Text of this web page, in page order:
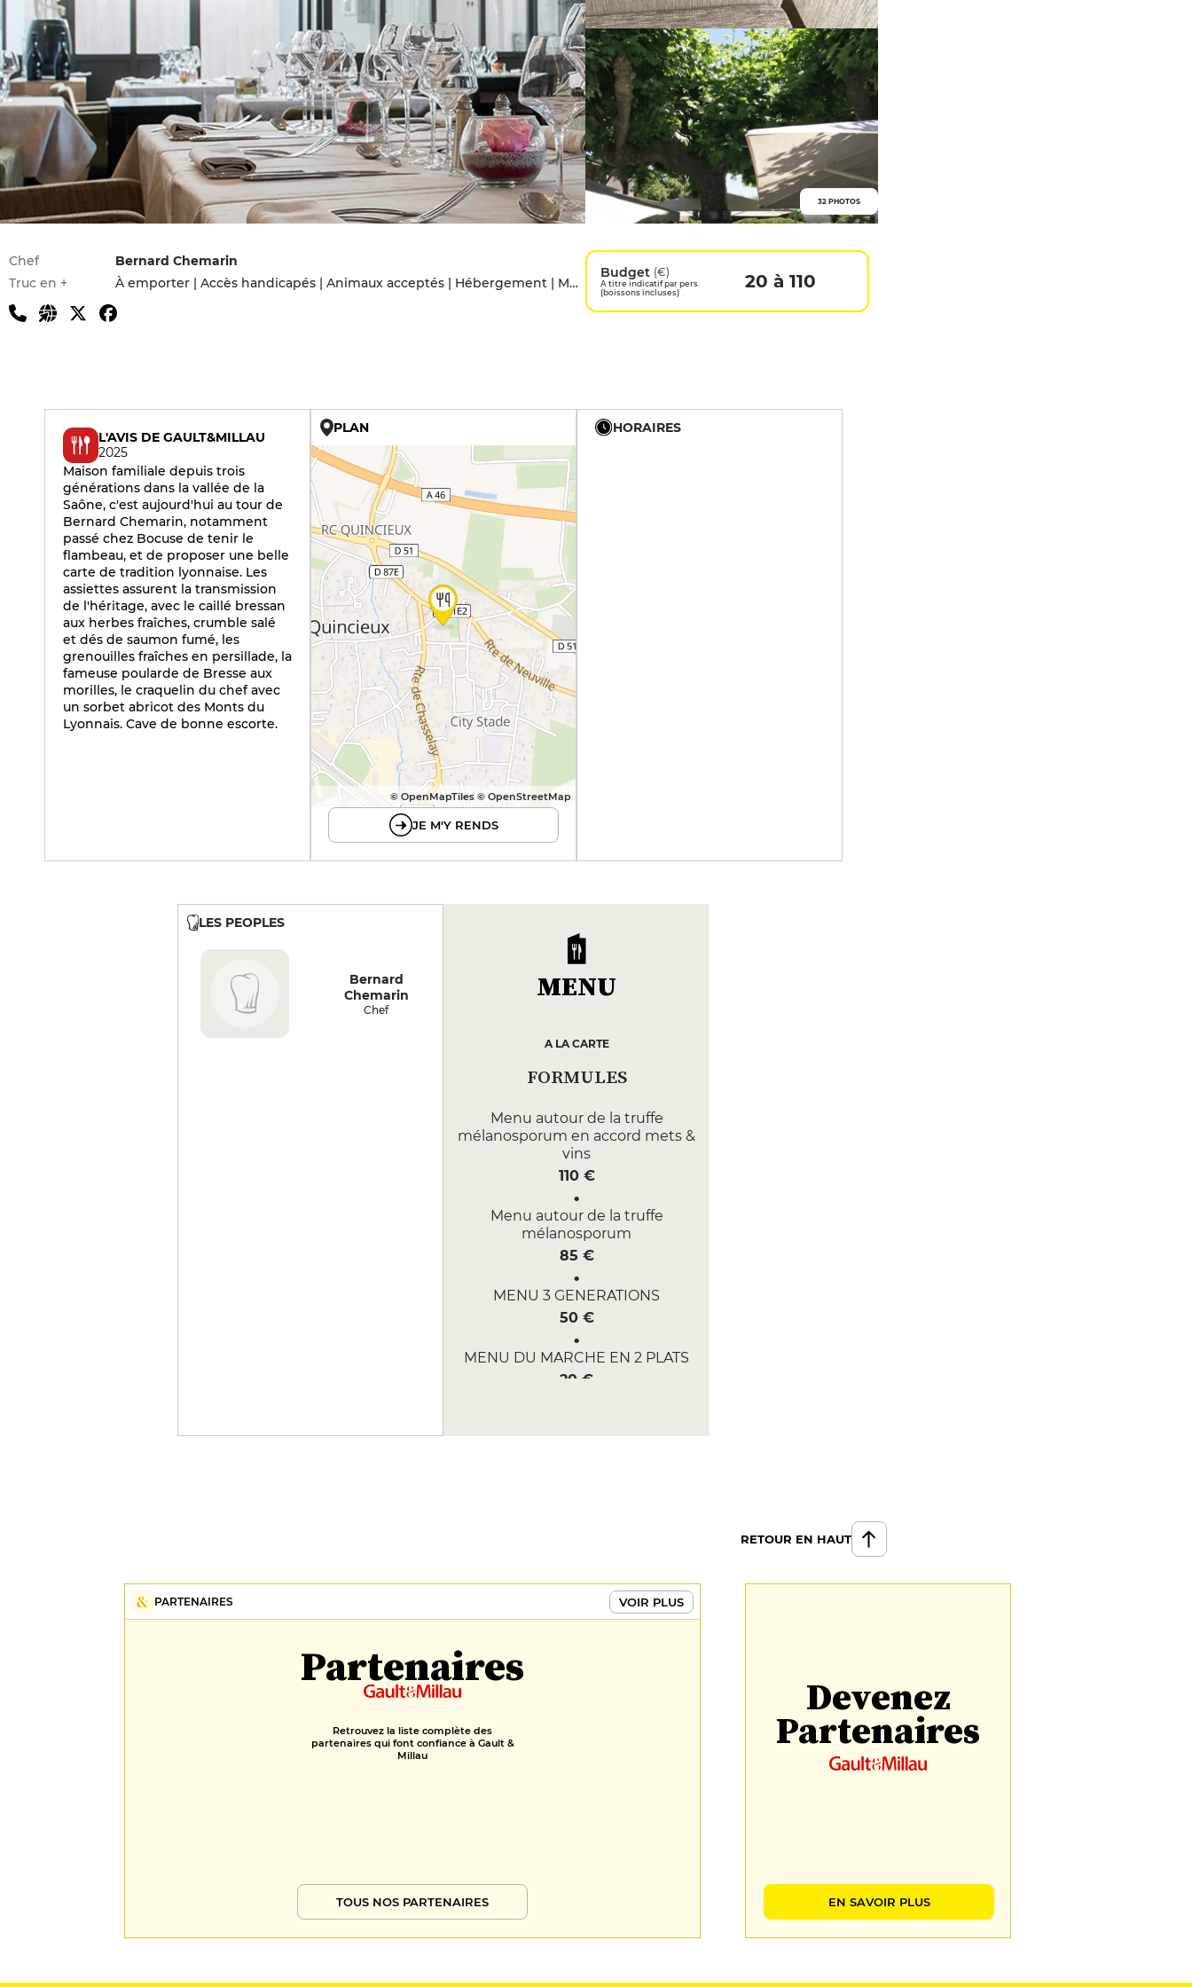
32 PHOTOS
Infos pratiques
Chef
Bernard Chemarin
Truc en +
À emporter | Accès handicapés | Animaux acceptés | Hébergement | Menu enfants | Parking privé
Budget (€)
A titre indicatif par pers.
(boissons incluses)
20 à 110
L'AVIS DE GAULT&MILLAU
2025
Maison familiale depuis trois
générations dans la vallée de la
Saône, c'est aujourd'hui au tour de
Bernard Chemarin, notamment
passé chez Bocuse de tenir le
flambeau, et de proposer une belle
carte de tradition lyonnaise. Les
assiettes assurent la transmission
de l'héritage, avec le caillé bressan
aux herbes fraîches, crumble salé
et dés de saumon fumé, les
grenouilles fraîches en persillade, la
fameuse poularde de Bresse aux
morilles, le craquelin du chef avec
un sorbet abricot des Monts du
Lyonnais. Cave de bonne escorte.
PLAN
© OpenMapTiles © OpenStreetMap
JE M'Y RENDS
HORAIRES
LES PEOPLES
Bernard
Chemarin
Chef
MENU
A LA CARTE
FORMULES
Menu autour de la truffe
mélanosporum en accord mets &
vins
110 €
Menu autour de la truffe
mélanosporum
85 €
MENU 3 GENERATIONS
50 €
MENU DU MARCHE EN 2 PLATS
20 €
45 €
RETOUR EN HAUT
PARTENAIRES VOIR PLUS
Partenaires
Retrouvez la liste complète des
partenaires qui font confiance à Gault &
Millau
TOUS NOS PARTENAIRES
Devenez
Partenaires
EN SAVOIR PLUS